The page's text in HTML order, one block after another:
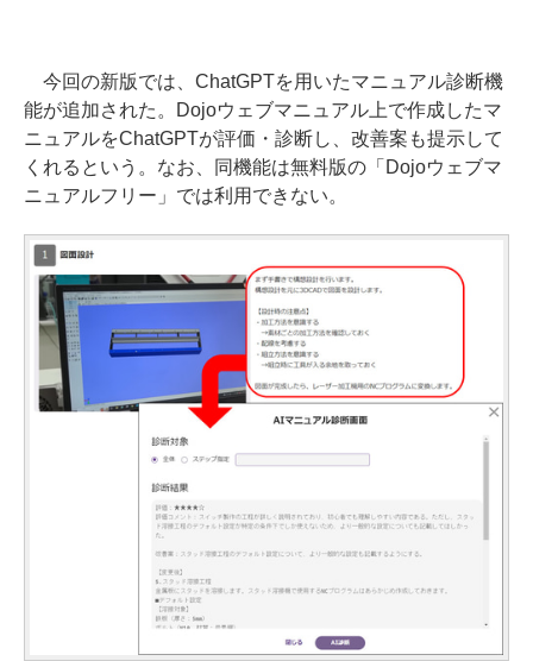
今回の新版では、ChatGPTを用いたマニュアル診断機
能が追加された。Dojoウェブマニュアル上で作成したマ
ニュアルをChatGPTが評価・診断し、改善案も提示して
くれるという。なお、同機能は無料版の「Dojoウェブマ
ニュアルフリー」では利用できない。